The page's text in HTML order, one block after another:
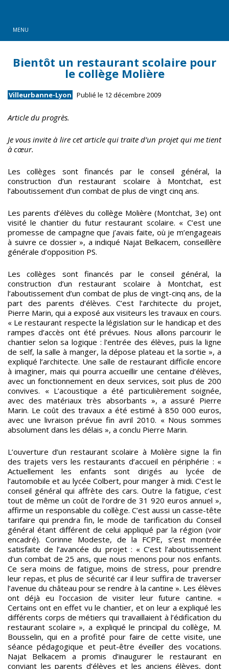
MENU
Bientôt un restaurant scolaire pour
le collège Molière
Villeurbanne-Lyon Publié le 12 décembre 2009
Article du progrès.
Je vous invite à lire cet article qui traite d’un projet qui me tient
à cœur.
Les collèges sont financés par le conseil général, la
construction d’un restaurant scolaire à Montchat, est
l’aboutissement d’un combat de plus de vingt cinq ans.
Les parents d’élèves du collège Molière (Montchat, 3e) ont
visité le chantier du futur restaurant scolaire. « C’est une
promesse de campagne que j’avais faite, où je m’engageais
à suivre ce dossier », a indiqué Najat Belkacem, conseillère
générale d’opposition PS.
Les collèges sont financés par le conseil général, la
construction d’un restaurant scolaire à Montchat, est
l’aboutissement d’un combat de plus de vingt-cinq ans, de la
part des parents d’élèves. C’est l’architecte du projet,
Pierre Marin, qui a exposé aux visiteurs les travaux en cours.
« Le restaurant respecte la législation sur le handicap et des
rampes d’accès ont été prévues. Nous allons parcourir le
chantier selon sa logique : l’entrée des élèves, puis la ligne
de self, la salle à manger, la dépose plateau et la sortie », a
expliqué l’architecte. Une salle de restaurant difficile encore
à imaginer, mais qui pourra accueillir une centaine d’élèves,
avec un fonctionnement en deux services, soit plus de 200
convives. « L’acoustique a été particulièrement soignée,
avec des matériaux très absorbants », a assuré Pierre
Marin. Le coût des travaux a été estimé à 850 000 euros,
avec une livraison prévue fin avril 2010. « Nous sommes
absolument dans les délais », a conclu Pierre Marin.
L’ouverture d’un restaurant scolaire à Molière signe la fin
des trajets vers les restaurants d’accueil en périphérie : «
Actuellement les enfants sont dirigés au lycée de
l’automobile et au lycée Colbert, pour manger à midi. C’est le
conseil général qui affrète des cars. Outre la fatigue, c’est
tout de même un coût de l’ordre de 31 920 euros annuel »,
affirme un responsable du collège. C’est aussi un casse-tête
tarifaire qui prendra fin, le mode de tarification du Conseil
général étant différent de celui appliqué par la région (voir
encadré). Corinne Modeste, de la FCPE, s’est montrée
satisfaite de l’avancée du projet : « C’est l’aboutissement
d’un combat de 25 ans, que nous menons pour nos enfants.
Ce sera moins de fatigue, moins de stress, pour prendre
leur repas, et plus de sécurité car il leur suffira de traverser
l’avenue du château pour se rendre à la cantine ». Les élèves
ont déjà eu l’occasion de visiter leur future cantine. «
Certains ont en effet vu le chantier, et on leur a expliqué les
différents corps de métiers qui travaillaient à l’édification du
restaurant scolaire », a expliqué le principal du collège, M.
Bousselin, qui en a profité pour faire de cette visite, une
séance pédagogique et peut-être éveiller des vocations.
Najat Belkacem a promis d’inaugurer le restaurant en
conviant les parents d’élèves et les anciens élèves, dont